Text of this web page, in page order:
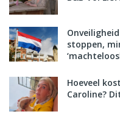
stoppen,
Hoeveel
Caroline?